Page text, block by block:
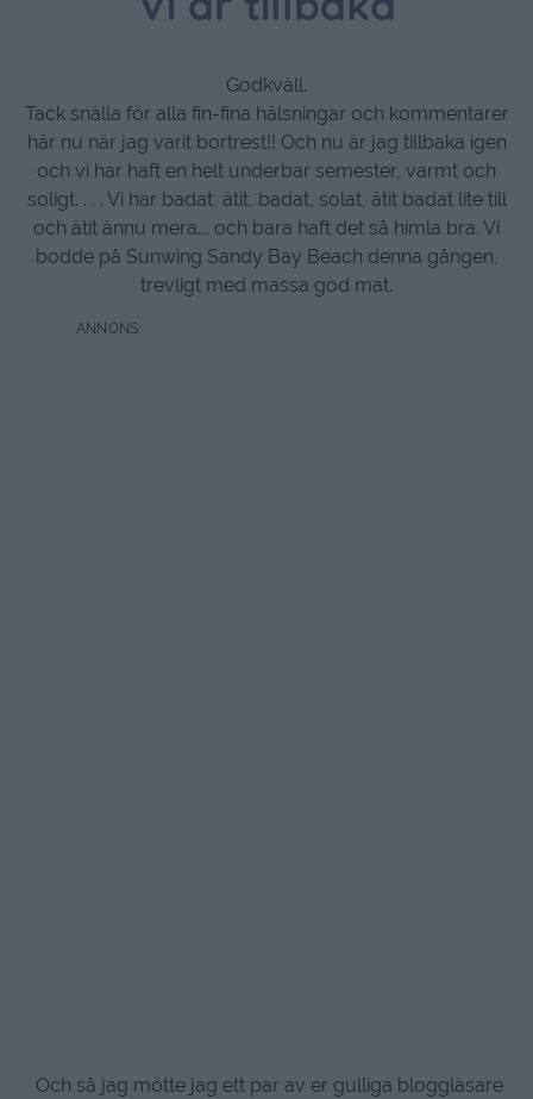
Vi är tillbaka
Godkväll.
Tack snälla för alla fin-fina hälsningar och kommentarer
här nu när jag varit bortrest!! Och nu är jag tillbaka igen
och vi har haft en helt underbar semester, varmt och
soligt. . . . Vi har badat, ätit, badat, solat, ätit badat lite till
och ätit ännu mera…. och bara haft det så himla bra. Vi
bodde på Sunwing Sandy Bay Beach denna gången,
trevligt med massa god mat.
Och så jag mötte jag ett par av er gulliga bloggläsare